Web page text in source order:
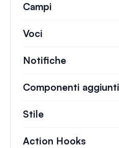
Campi
Voci
Notifiche
Componenti
Stile
Action Hooks